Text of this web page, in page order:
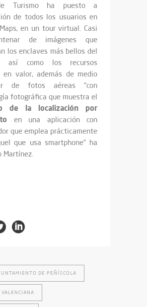
Turismo ha puesto a
de todos los usuarios en
en un tour virtual. Casi
de imágenes que
los enclaves más bellos del
así como los recursos
en valor, además de medio
de fotos aéreas “con
fotográfica que muestra el
de la localización por
en una aplicación con
que emplea prácticamente
que usa smartphone” ha
Martínez.
DE PEÑÍSCOLA